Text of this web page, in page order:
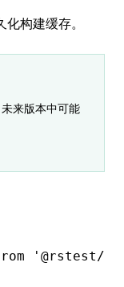
构建缓存。
来版本中可能
'@rstest/